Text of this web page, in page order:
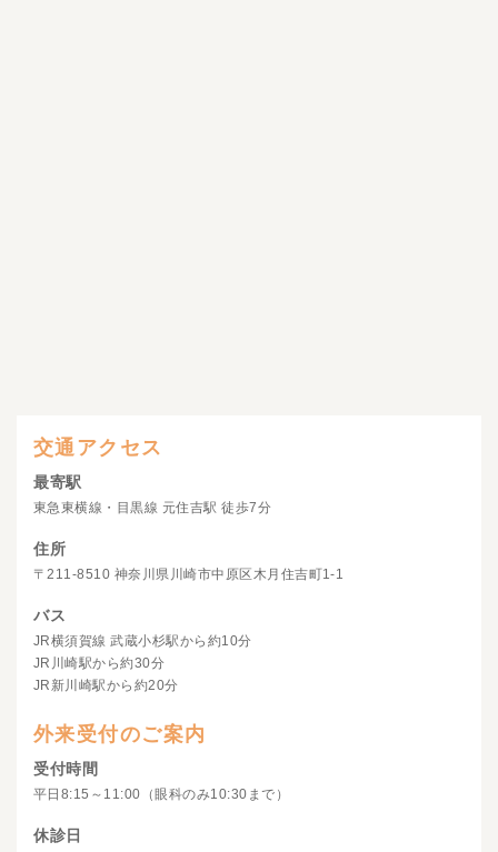
交通アクセス
最寄駅
東急東横線・目黒線 元住吉駅 徒歩7分
住所
〒211-8510 神奈川県川崎市中原区木月住吉町1-1
バス
JR横須賀線 武蔵小杉駅から約10分
JR川崎駅から約30分
JR新川崎駅から約20分
外来受付のご案内
受付時間
平日8:15～11:00（眼科のみ10:30まで）
休診日